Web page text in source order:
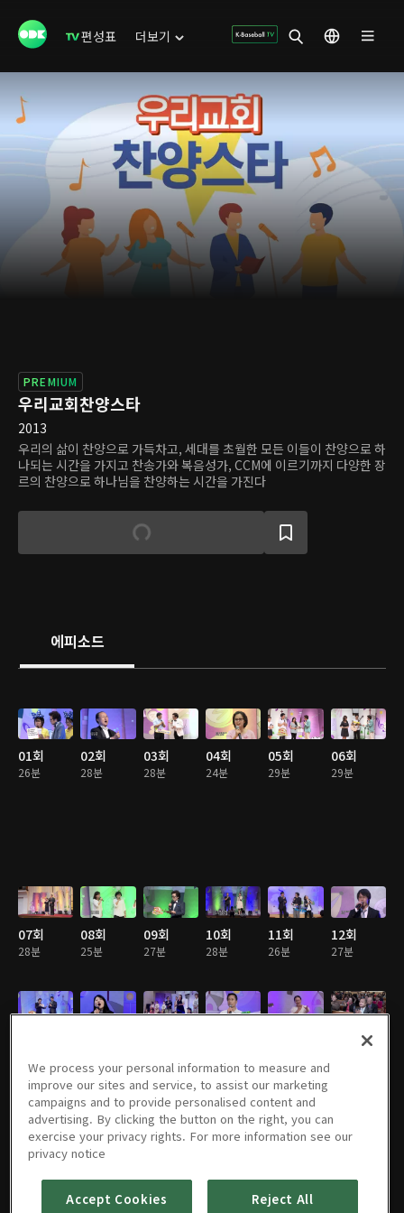
편성표 더보기
PREMIUM
우리교회찬양스타
2013
우리의 삶이 찬양으로 가득차고, 세대를 초월한 모든 이들이 찬양으로 하
나되는 시간을 가지고 찬송가와 복음성가, CCM에 이르기까지 다양한 장
르의 찬양으로 하나님을 찬양하는 시간을 가진다
에피소드
01회
26분
02회
28분
03회
28분
04회
24분
05회
29분
06회
29분
07회
28분
08회
25분
09회
27분
10회
28분
11회
26분
12회
27분
19회
28분
20회
29분
21회 22회 23회 24회
We process your personal information to measure and
improve our sites and service, to assist our marketing
campaigns and to provide personalised content and
advertising. By clicking the button on the right, you can
exercise your privacy rights. For more information see our
privacy notice
Accept Cookies Reject All